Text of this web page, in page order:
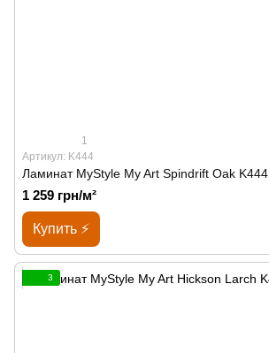
1
Артикул: K444
Ламинат MyStyle My Art Spindrift Oak K444
1 259 грн/м²
Купить ⚡
3